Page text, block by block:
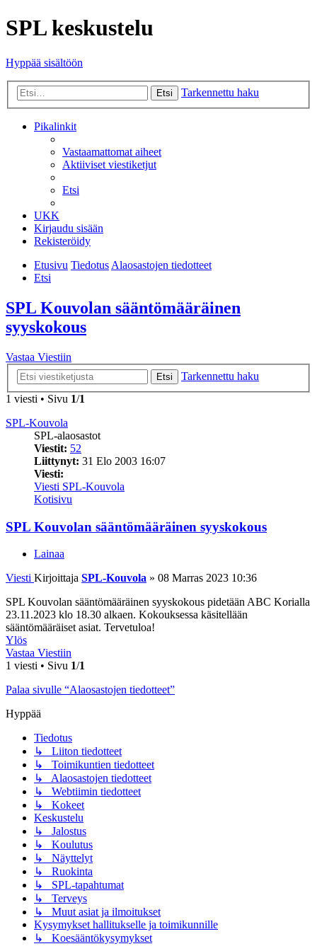
SPL keskustelu
Hyppää sisältöön
Etsi Tarkennettu haku
Pikalinkit
Vastaamattomat aiheet
Aktiiviset viestiketjut
Etsi
UKK
Kirjaudu sisään
Rekisteröidy
Etusivu TiedotusAlaosastojen tiedotteet
Etsi
SPL Kouvolan sääntömääräinen
syyskokous
Vastaa Viestiin
Etsi
Tarkennettu haku
1 viesti • Sivu 1/1
SPL-Kouvola
SPL-alaosastot
Viestit: 52
Liittynyt: 31 Elo 2003 16:07
Viesti:
Viesti SPL-Kouvola
Kotisivu
SPL Kouvolan sääntömääräinen syyskokous
Lainaa
Viesti Kirjoittaja SPL-Kouvola » 08 Marras 2023 10:36
SPL Kouvolan sääntömääräinen syyskokous pidetään ABC Korialla
23.11.2023 klo 18.30 alkaen. Kokouksessa käsitellään
sääntömääräiset asiat. Tervetuloa!
Ylös
Vastaa Viestiin
1 viesti • Sivu 1/1
Palaa sivulle “Alaosastojen tiedotteet”
Hyppää
Tiedotus
↳ Liiton tiedotteet
↳ Toimikuntien tiedotteet
↳ Alaosastojen tiedotteet
↳ Webtiimin tiedotteet
↳ Kokeet
Keskustelu
↳ Jalostus
↳ Koulutus
↳ Näyttelyt
↳ Ruokinta
↳ SPL-tapahtumat
↳ Terveys
↳ Muut asiat ja ilmoitukset
Kysymykset hallitukselle ja toimikunnille
↳ Koesääntökysymykset